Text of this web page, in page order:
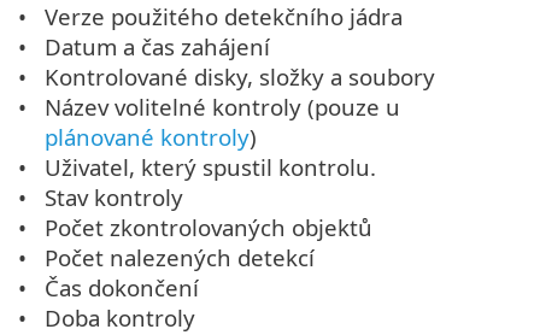
Verze použitého detekčního jádra
Datum a čas zahájení
Kontrolované disky, složky a soubory
Název volitelné kontroly (pouze u
plánované kontroly)
Uživatel, který spustil kontrolu.
Stav kontroly
Počet zkontrolovaných objektů
Počet nalezených detekcí
Čas dokončení
Doba kontroly